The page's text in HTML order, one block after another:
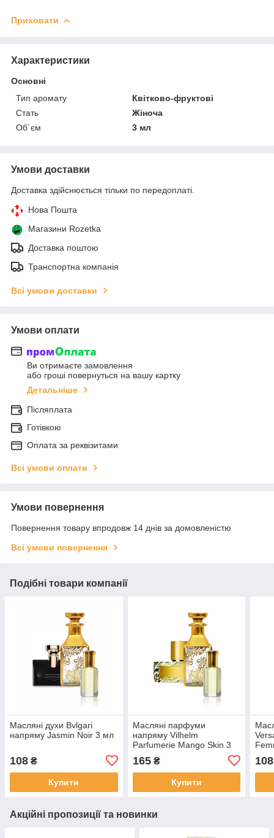
Приховати
Характеристики
Основні
Тип аромату
Квітково-фруктові
Стать
Жіноча
Об`єм
3 мл
Умови доставки
Доставка здійснюється тільки по передоплаті.
Нова Пошта
Магазини Rozetka
Доставка поштою
Транспортна компанія
Всі умови доставки
Умови оплати
Ви отримаєте замовлення
або гроші повернуться на вашу картку
Детальніше
Післяплата
Готівкою
Оплата за реквізитами
Всі умови оплати
Умови повернення
Повернення товару впродовж 14 днів за домовленістю
Всі умови повернення
Подібні товари компанії
Масляні духи Bvlgari
напряму Jasmin Noir 3 мл
108 ₴
Купити
Масляні парфуми
напряму Vilhelm
Parfumerie Mango Skin 3
165₴
Купити
108
Акційні пропозиції та новинки